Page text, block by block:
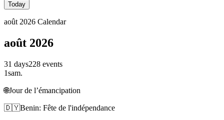
Today
août 2026 Calendar
août 2026
31 days228 events
1sam.
🌐Jour de l’émancipation
🇩🇾Benin: Fête de l'indépendance